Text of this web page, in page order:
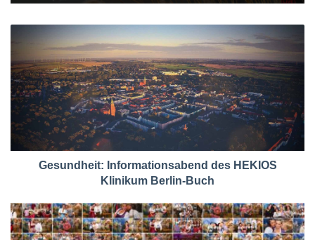
Gesundheit: Informationsabend des HEKIOS
Klinikum Berlin-Buch